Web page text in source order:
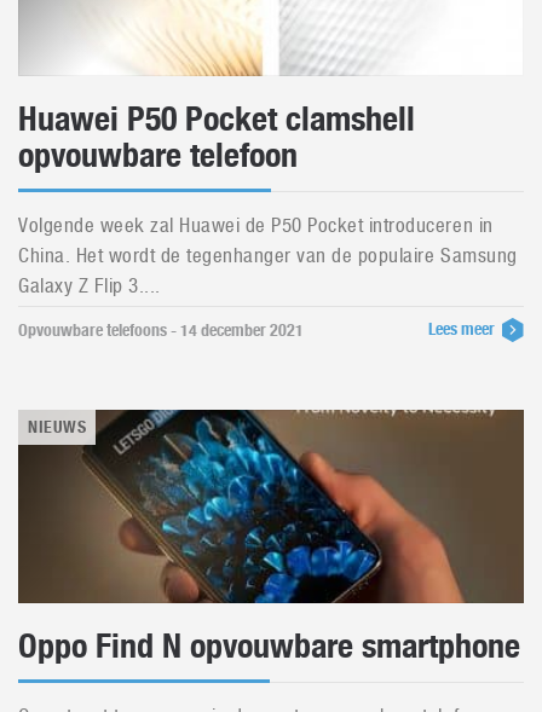
Huawei P50 Pocket clamshell
opvouwbare telefoon
Volgende week zal Huawei de P50 Pocket introduceren in
China. Het wordt de tegenhanger van de populaire Samsung
Galaxy Z Flip 3....
Opvouwbare telefoons - 14 december 2021 Lees meer
NIEUWS
Oppo Find N opvouwbare smartphone